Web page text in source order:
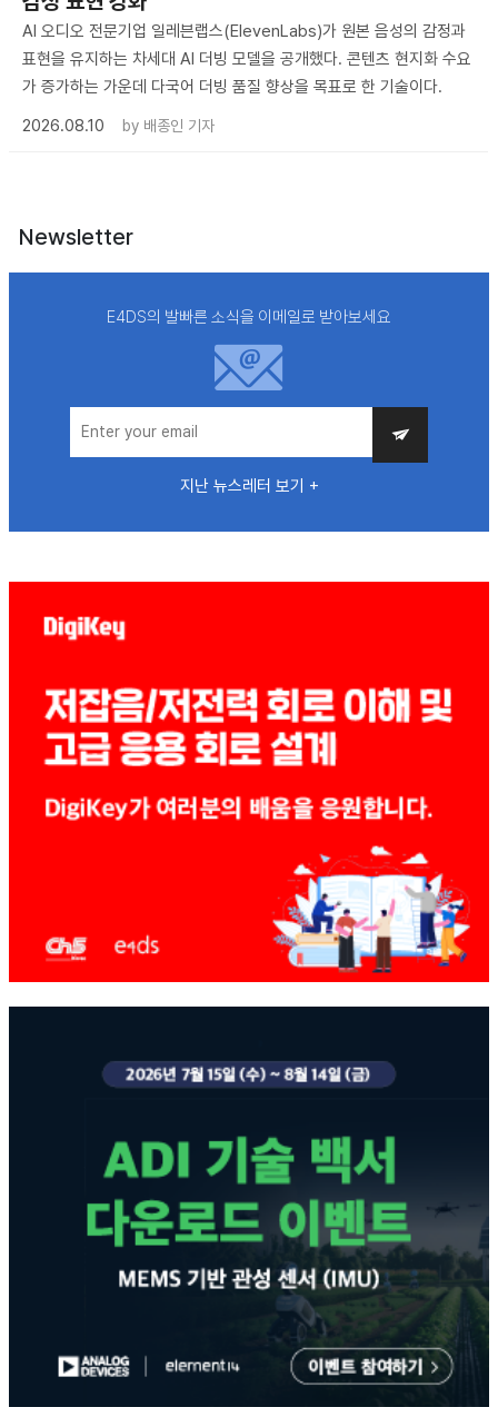
AI 오디오 전문기업 일레븐랩스(ElevenLabs)가 원본 음성의 감정과
표현을 유지하는 차세대 AI 더빙 모델을 공개했다. 콘텐츠 현지화 수요
가 증가하는 가운데 다국어 더빙 품질 향상을 목표로 한 기술이다.
2026.08.10
by 배종인 기자
Newsletter
E4DS의 발빠른 소식을 이메일로 받아보세요
지난 뉴스레터 보기 +